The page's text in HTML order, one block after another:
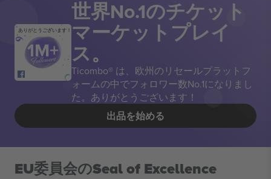
ありがとうございます！
世界No.1のチケット
マーケットプレイ
ス。
Ticombo® は、欧州のリセールプラットフ
ォームの中でフォロワー数No.1になりまし
た。ありがとうございます！
出品を始める
EU委員会のSeal of Excellence